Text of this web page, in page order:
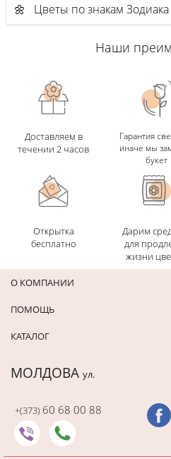
🌼 Цветы по знакам Зодиака
Наши
Доставляем в
течении 2 часов
Гарантия
иначе мы
букет
Открытка
бесплатно
Дарим
для
жизни
О КОМПАНИИ
ПОМОЩЬ
КАТАЛОГ
МОЛДОВА ул.
+(373) 60 68 00 88